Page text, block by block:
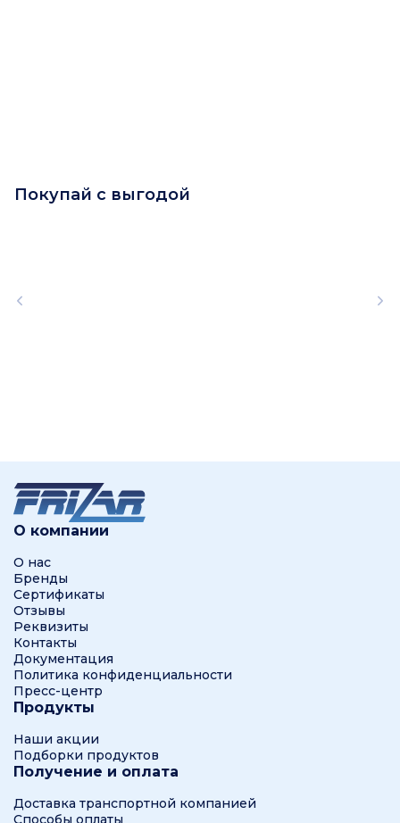
Покупай с выгодой
О компании
О нас
Бренды
Сертификаты
Отзывы
Реквизиты
Контакты
Документация
Политика конфиденциальности
Пресс-центр
Продукты
Наши акции
Подборки продуктов
Получение и оплата
Доставка транспортной компанией
Способы оплаты